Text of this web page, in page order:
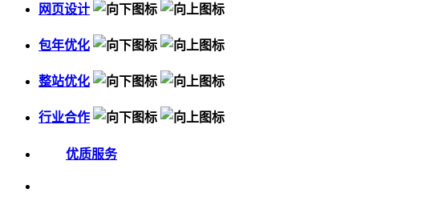
网页设计
包年优化
整站优化
行业合作
优质服务